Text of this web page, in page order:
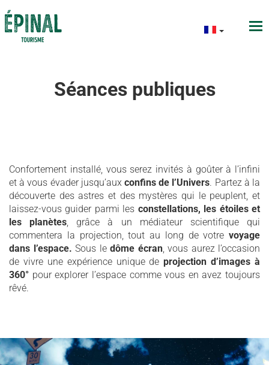
Séances publiques
Confortement installé, vous serez invités à goûter à l’infini
et à vous évader jusqu’aux confins de l’Univers. Partez à la
découverte des astres et des mystères qui le peuplent, et
laissez-vous guider parmi les constellations, les étoiles et
les planètes, grâce à un médiateur scientifique qui
commentera la projection, tout au long de votre voyage
dans l’espace. Sous le dôme écran, vous aurez l’occasion
de vivre une expérience unique deprojection d’images à
360° pour explorer l’espace comme vous en avez toujours
rêvé.